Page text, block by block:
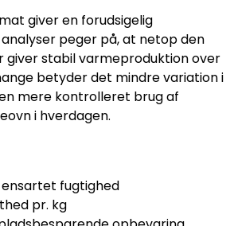
giver en forudsigelig
peger på, at netop den
giver stabil varmeproduktion over
betyder det mindre variation i
mere kontrolleret brug af
i hverdagen.
fugtighed
pr. kg